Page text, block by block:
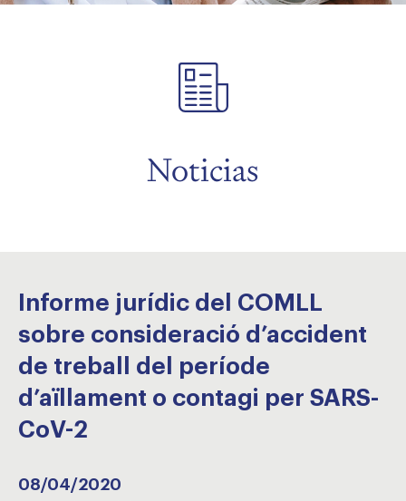
Noticias
Informe jurídic del COMLL
sobre consideració d’accident
de treball del període
d’aïllament o contagi per SARS-
CoV-2
08/04/2020